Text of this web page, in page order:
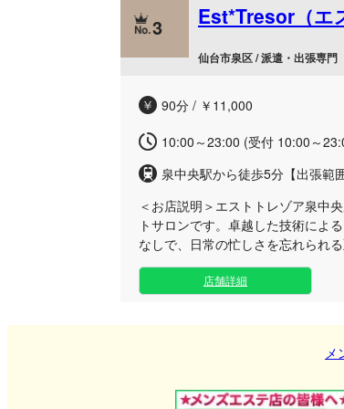
ご自宅への出張にも柔軟に対応し
ラクゼーションをご堪能ください
心よりお待ち申し上げております。
3 Est*Tresor（エ
仙台市泉区 / 派遣・出張専門
90分 / ￥11,000
10:00～23:00 (受付 10:00～
泉中央駅から徒歩5分【出張範
＜お店説明＞ エストトレゾア泉中
トサロンです。卓越した技術によ
なしで、日常の忙しさを忘れられ
りの目を気にすることなく、自分
う、心から安らげる最高峰の癒し
りと解きほぐします。日々の疲れ
満喫したい方に最適なサロンです
入れてみませんか？皆様のご来店
店舗詳細
メ